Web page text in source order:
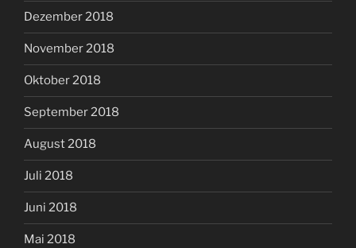
Dezember 2018
November 2018
Oktober 2018
September 2018
August 2018
Juli 2018
Juni 2018
Mai 2018